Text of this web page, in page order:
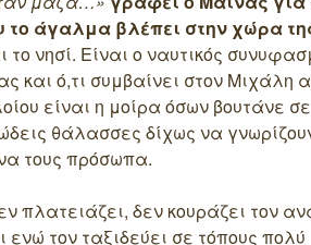
το άγαλμα βλέπει στην χώρα
το νησί. Είναι ο ναυτικός
και ό,τι συμβαίνει στον Μιχάλη
είναι η μοίρα όσων βουτάνε
θάλασσες δίχως να
τους πρόσωπα.
πλατειάζει, δεν κουράζει τον
τον ταξιδεύει σε τόπους πολύ